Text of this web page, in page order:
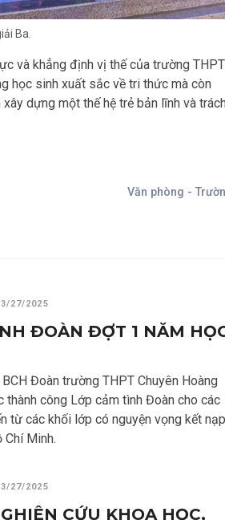
Ba.
và khẳng định vị thế của trường THPT
học sinh xuất sắc về tri thức mà còn
dựng một thế hệ trẻ bản lĩnh và trách
Văn phòng -
3/27/2025
ĐOÀN ĐỢT 1 NĂM
Đoàn trường THPT Chuyên Hoàng
thành công Lớp cảm tình Đoàn cho các
từ các khối lớp có nguyện vọng kết nạp
Minh.
3/27/2025
CỨU KHOA HỌC,